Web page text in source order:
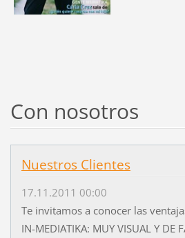
Con nosotros
Nuestros Clientes
17.11.2011 00:00
Te invitamos a conocer las
IN-MEDIATIKA: MUY VISUAL Y DE